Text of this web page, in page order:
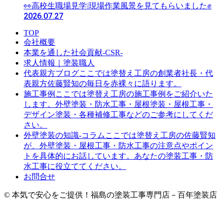
👀高校生職場見学❕現場作業風景を見てもらいました✊
2026.07.27
TOP
会社概要
本業を通した社会貢献-CSR-
求人情報｜塗装職人
代表親方ブログここでは塗替え工房の創業者社長・代
表親方佐藤賢知の毎日を赤裸々に語ります。
施工事例 ここでは塗替え工房の施工事例をご紹介いた
します。外壁塗装・防水工事・屋根塗装・屋根工事・
デザイン塗装・各種補修工事などのご参考にしてくだ
さい。
外壁塗装の知識-コラム ここでは塗替え工房の佐藤賢知
が、外壁塗装・屋根工事・防水工事の注意点やポイン
トを具体的にお話しています。あなたの塗装工事・防
水工事に役立ててください。
お問合せ
© 本気で安心をご提供！福島の塗装工事専門店－百年塗装店